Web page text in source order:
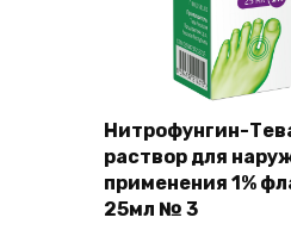
Нитрофунгин-
раствор для
применения 1%
25мл № 3